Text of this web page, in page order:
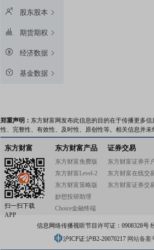
股东股本
期货期权
经济数据
基金数据
郑重声明： 东方财富网发布此信息的目的在于传播更多
性、完整性、有效性、及时性、原创性等。相关信息并
东方财富
扫一扫下载
APP
东方财富产品
东方财富免费版
东方财富Level-2
东方财富策略版
妙想投研助理
Choice金融终端
证券交易
东方财富证券开
东方财富在线交
东方财富证券交
信息网络传播视听节目许可证：0908328号
沪ICP证:沪B2-20070217 网站备案